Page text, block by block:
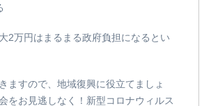
2万円はまるまる政府負担になるとい
ますので、地域復興に役立てましょ
をお見逃しなく！新型コロナウィルス